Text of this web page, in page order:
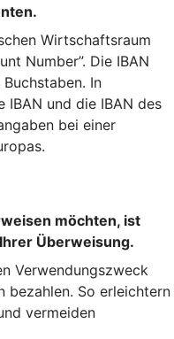
Wirtschaftsraum
Number”. Die IBAN
In
und die IBAN des
bei einer
möchten, ist
Überweisung.
Verwendungszweck
bezahlen. So erleichtern
vermeiden